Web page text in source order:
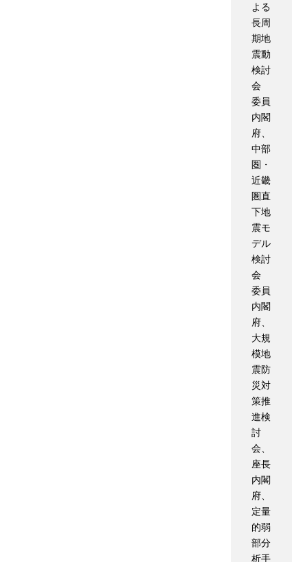
よる
長周
期地
震動
検討
会
委員
内閣
府、
中部
圏・
近畿
圏直
下地
震モ
デル
検討
会
委員
内閣
府、
大規
模地
震防
災対
策推
進検
討
会、
座長
内閣
府、
定量
的弱
部分
析手